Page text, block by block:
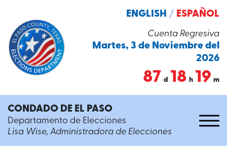
Cuenta Regresiva
Martes, 3 de Noviembre del
2026
87 d 18 h 19 m
ENGLISH / ESPAÑOL
CONDADO DE EL PASO
Departamento de Elecciones
Lisa Wise, Administradora de Elecciones